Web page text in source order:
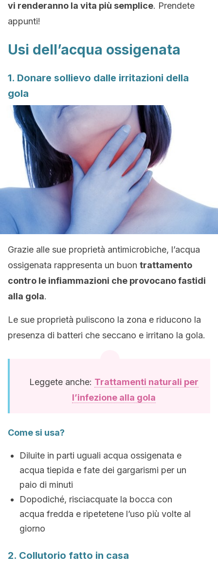
vi renderanno la vita più semplice. Prendete
appunti!
Usi dell’acqua ossigenata
1. Donare sollievo dalle irritazioni della
gola
Grazie alle sue proprietà antimicrobiche, l’acqua
ossigenata rappresenta un buon trattamento
contro le infiammazioni che provocano fastidi
alla gola.
Le sue proprietà puliscono la zona e riducono la
presenza di batteri che seccano e irritano la gola.
Leggete anche: Trattamenti naturali per
l’infezione alla gola
Come si usa?
Diluite in parti uguali acqua ossigenata e
acqua tiepida e fate dei gargarismi per un
paio di minuti
Dopodiché, risciacquate la bocca con
acqua fredda e ripetetene l’uso più volte al
giorno
2. Collutorio fatto in casa